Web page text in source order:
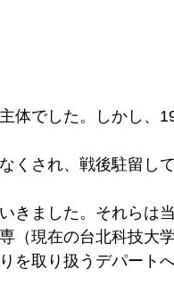
体でした。しかし、
くされ、戦後駐留し
きました。それらは
（現在の台北科技大
を取り扱うデパート